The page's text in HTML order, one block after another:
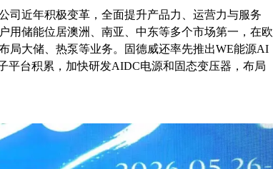
司近年积极变革，全面提升产品力、运营力与服务
用储能位居澳洲、南亚、中东等多个市场第一，在欧
局大储、热泵等业务。固德威还率先推出WE能源AI
平台积累，加快研发AIDC电源和固态变压器，布局